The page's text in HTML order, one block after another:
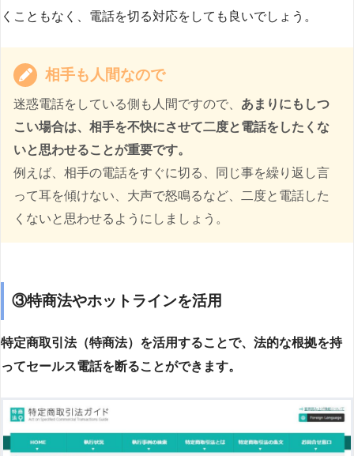
くこともなく、電話を切る対応をしても良いでしょう。
相手も人間なので
迷惑電話をしている側も人間ですので、 あまりにもしつ
こい場合は、相手を不快にさせて二度と電話をしたくな
いと思わせることが重要です。
例えば、相手の電話をすぐに切る、同じ事を繰り返し言
って耳を傾けない、大声で怒鳴るなど、二度と電話した
くないと思わせるようにしましょう。
③特商法やホットラインを活用
特定商取引法（特商法）を活用することで、法的な根拠を持
ってセールス電話を断ることができます。